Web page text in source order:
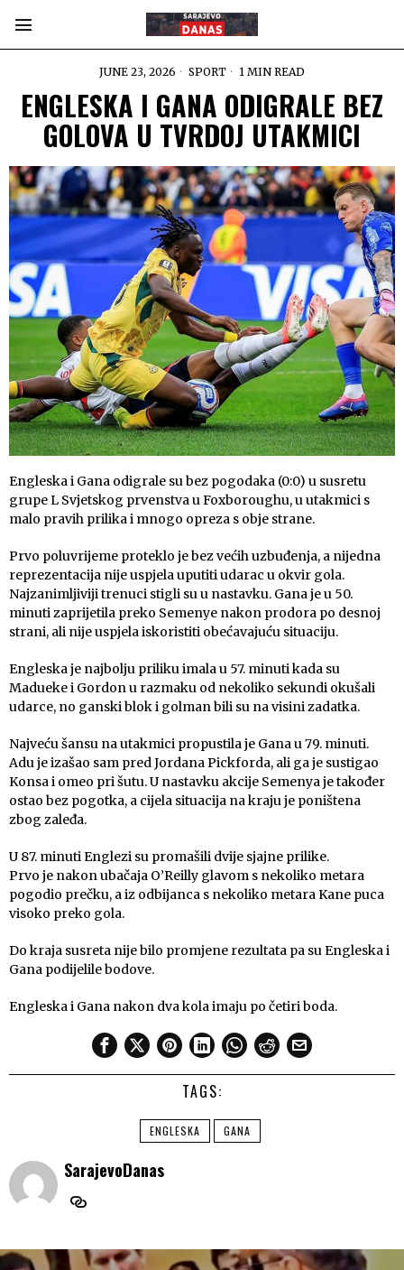
JUNE 23, 2026 SPORT 1 MIN READ
ENGLESKA I GANA ODIGRALE BEZ
GOLOVA U TVRDOJ UTAKMICI
Engleska i Gana odigrale su bez pogodaka (0:0) u susretu
grupe L Svjetskog prvenstva u Foxboroughu, u utakmici s
malo pravih prilika i mnogo opreza s obje strane.
Prvo poluvrijeme proteklo je bez većih uzbuđenja, a nijedna
reprezentacija nije uspjela uputiti udarac u okvir gola.
Najzanimljiviji trenuci stigli su u nastavku. Gana je u 50.
minuti zaprijetila preko Semenye nakon prodora po desnoj
strani, ali nije uspjela iskoristiti obećavajuću situaciju.
Engleska je najbolju priliku imala u 57. minuti kada su
Madueke i Gordon u razmaku od nekoliko sekundi okušali
udarce, no ganski blok i golman bili su na visini zadatka.
Najveću šansu na utakmici propustila je Gana u 79. minuti.
Adu je izašao sam pred Jordana Pickforda, ali ga je sustigao
Konsa i omeo pri šutu. U nastavku akcije Semenya je također
ostao bez pogotka, a cijela situacija na kraju je poništena
zbog zaleđa.
U 87. minuti Englezi su promašili dvije sjajne prilike.
Prvo je nakon ubačaja O’Reilly glavom s nekoliko metara
pogodio prečku, a iz odbijanca s nekoliko metara Kane puca
visoko preko gola.
Do kraja susreta nije bilo promjene rezultata pa su Engleska i
Gana podijelile bodove.
Engleska i Gana nakon dva kola imaju po četiri boda.
TAGS:
ENGLESKA GANA
SarajevoDanas